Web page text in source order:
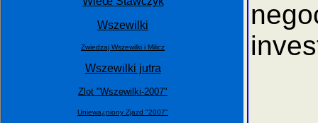
Wszewilki
Zwiedzaj Wszewilki i Milicz
Wszewilki jutra
Zlot "Wszewilki-2007"
Uniewa¿niony Zjazd "2007"